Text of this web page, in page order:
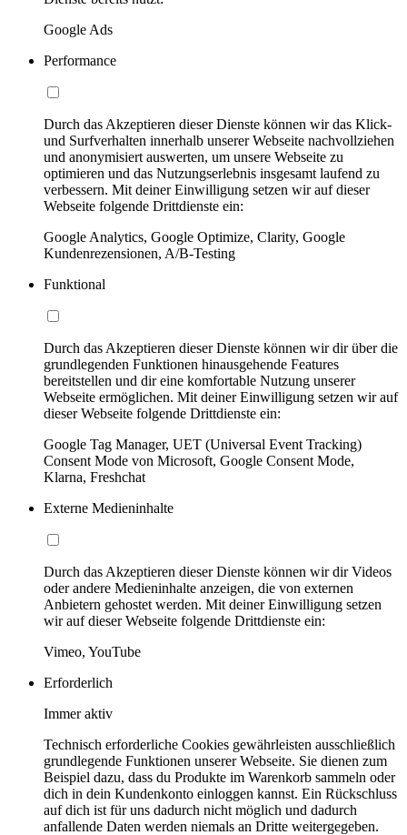
Google Ads
Performance
Durch das Akzeptieren dieser Dienste können wir das Klick-
und Surfverhalten innerhalb unserer Webseite nachvollziehen
und anonymisiert auswerten, um unsere Webseite zu
optimieren und das Nutzungserlebnis insgesamt laufend zu
verbessern. Mit deiner Einwilligung setzen wir auf dieser
Webseite folgende Drittdienste ein:
Google Analytics, Google Optimize, Clarity, Google
Kundenrezensionen, A/B-Testing
Funktional
Durch das Akzeptieren dieser Dienste können wir dir über die
grundlegenden Funktionen hinausgehende Features
bereitstellen und dir eine komfortable Nutzung unserer
Webseite ermöglichen. Mit deiner Einwilligung setzen wir auf
dieser Webseite folgende Drittdienste ein:
Google Tag Manager, UET (Universal Event Tracking)
Consent Mode von Microsoft, Google Consent Mode,
Klarna, Freshchat
Externe Medieninhalte
Durch das Akzeptieren dieser Dienste können wir dir Videos
oder andere Medieninhalte anzeigen, die von externen
Anbietern gehostet werden. Mit deiner Einwilligung setzen
wir auf dieser Webseite folgende Drittdienste ein:
Vimeo, YouTube
Erforderlich
Immer aktiv
Technisch erforderliche Cookies gewährleisten ausschließlich
grundlegende Funktionen unserer Webseite. Sie dienen zum
Beispiel dazu, dass du Produkte im Warenkorb sammeln oder
dich in dein Kundenkonto einloggen kannst. Ein Rückschluss
auf dich ist für uns dadurch nicht möglich und dadurch
anfallende Daten werden niemals an Dritte weitergegeben.